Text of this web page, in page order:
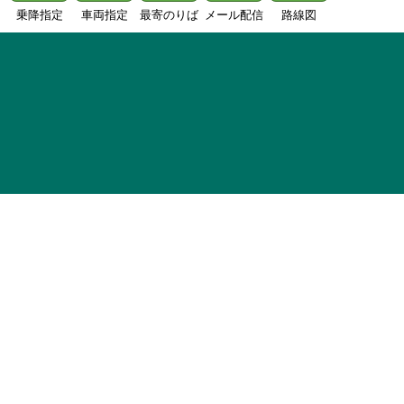
乗降指定 車両指定 最寄のりば メール配信 路線図